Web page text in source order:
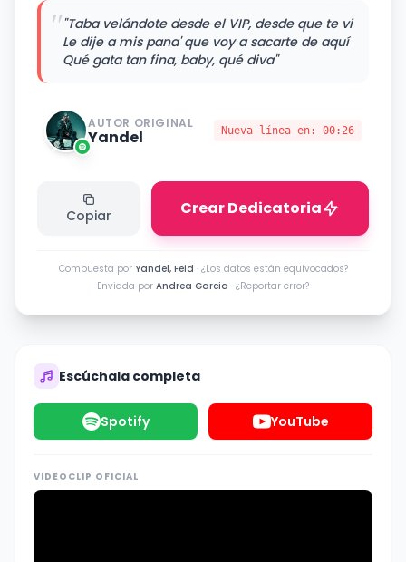
""Taba velándote desde el VIP, desde que te vi
Le dije a mis pana' que voy a sacarte de aquí
Qué gata tan fina, baby, qué diva"
AUTOR ORIGINAL
Yandel Nueva línea en: 00:26
Copiar Crear Dedicatoria
Compuesta por Yandel, Feid · ¿Los datos están equivocados?
Enviada por Andrea Garcia · ¿Reportar error?
Escúchala completa
Spotify YouTube
VIDEOCLIP OFICIAL